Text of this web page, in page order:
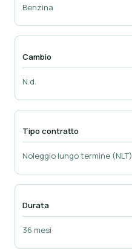
Benzina
Cambio
N.d.
Tipo contratto
Noleggio lungo termine (NLT)
Durata
36 mesi